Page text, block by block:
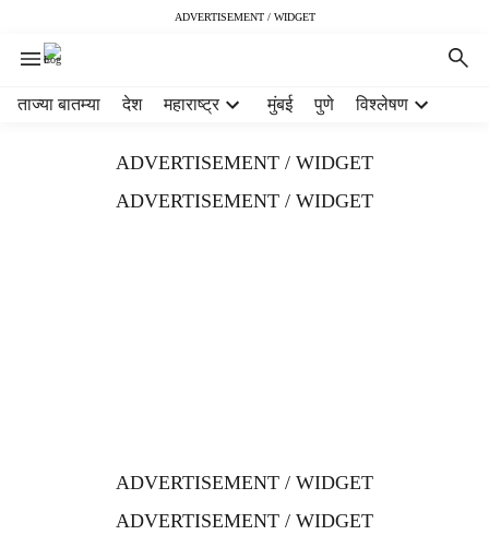
ADVERTISEMENT / WIDGET
ताज्या बातम्या देश महाराष्ट्र मुंबई पुणे विश्लेषण
ADVERTISEMENT / WIDGET
ADVERTISEMENT / WIDGET
ADVERTISEMENT / WIDGET
ADVERTISEMENT / WIDGET